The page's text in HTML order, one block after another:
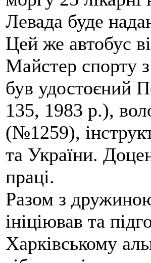
Левада буде
Цей же автобус
Майстер спорту
був удостоєний
135, 1983 р.),
(№1259),
та України.
праці.
Разом з
ініціював та
Харківському